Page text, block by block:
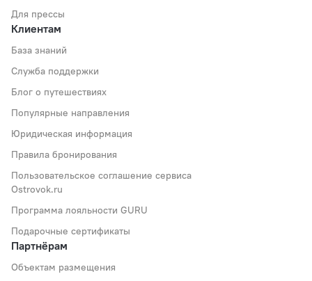
Для прессы
Клиентам
База знаний
Служба поддержки
Блог о путешествиях
Популярные направления
Юридическая информация
Правила бронирования
Пользовательское соглашение сервиса
Ostrovok.ru
Программа лояльности GURU
Подарочные сертификаты
Партнёрам
Объектам размещения